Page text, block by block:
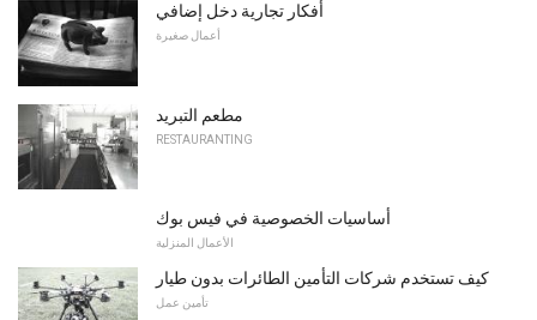
أفكار تجارية دخل إضافي
أعمال صغيرة
مطعم التبريد
RESTAURANTING
أساسيات الخصوصية في فيس بوك
الأعمال المنزلية
كيف تستخدم شركات التأمين الطائرات بدون طيار
تأمين عمل